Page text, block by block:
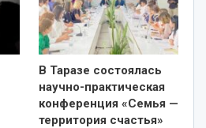
В Таразе состоялась
научно-практическая
конференция «Семья —
территория счастья»